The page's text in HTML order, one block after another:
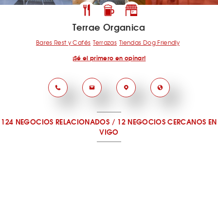
Terrae Organica
Bares Rest y Cafés Terrazas Tiendas Dog Friendly
¡Sé el primero en opinar!
124 NEGOCIOS RELACIONADOS / 12 NEGOCIOS CERCANOS EN
VIGO